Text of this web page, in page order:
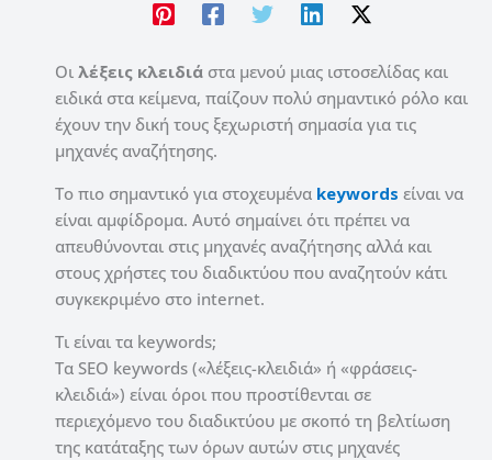
Οι λέξεις κλειδιά στα μενού μιας ιστοσελίδας και
ειδικά στα κείμενα, παίζουν πολύ σημαντικό ρόλο και
έχουν την δική τους ξεχωριστή σημασία για τις
μηχανές αναζήτησης.
Το πιο σημαντικό για στοχευμένα keywords είναι να
είναι αμφίδρομα. Αυτό σημαίνει ότι πρέπει να
απευθύνονται στις μηχανές αναζήτησης αλλά και
στους χρήστες του διαδικτύου που αναζητούν κάτι
συγκεκριμένο στο internet.
Τι είναι τα keywords;
Τα SEO keywords («λέξεις-κλειδιά» ή «φράσεις-
κλειδιά») είναι όροι που προστίθενται σε
περιεχόμενο του διαδικτύου με σκοπό τη βελτίωση
της κατάταξης των όρων αυτών στις μηχανές